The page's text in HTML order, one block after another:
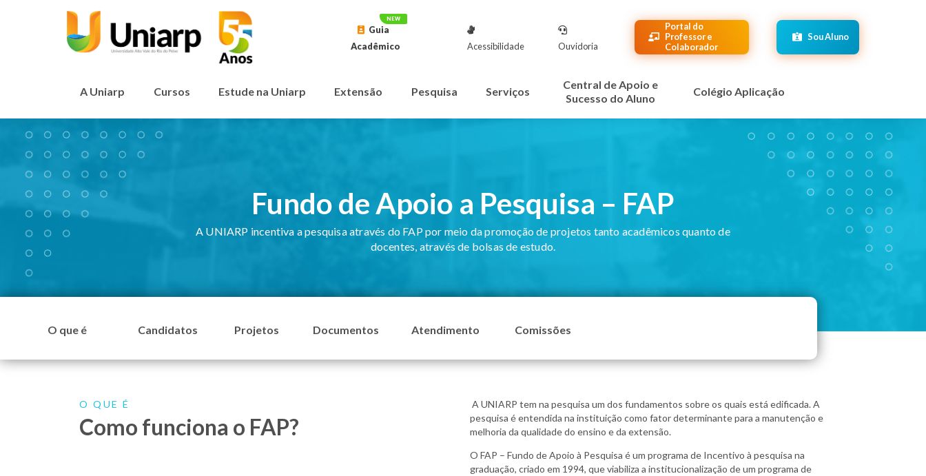
Guia
Acadêmico
Acessibilidade Ouvidoria
Portal do
Professor e
Colaborador
Sou Aluno
A Uniarp Cursos Estude na Uniarp Extensão Pesquisa Serviços
Central de Apoio e
Sucesso do Aluno
Colégio Aplicação
Fundo de Apoio a Pesquisa – FAP
A UNIARP incentiva a pesquisa através do FAP por meio da promoção de projetos tanto acadêmicos quanto de
docentes, através de bolsas de estudo.
O que é Candidatos Projetos Documentos Atendimento Comissões
O QUE É
Como funciona o FAP?
A UNIARP tem na pesquisa um dos fundamentos sobre os quais está edificada. A
pesquisa é entendida na instituição como fator determinante para a manutenção e
melhoria da qualidade do ensino e da extensão.
O FAP – Fundo de Apoio à Pesquisa é um programa de Incentivo à pesquisa na
graduação, criado em 1994, que viabiliza a institucionalização de um programa de